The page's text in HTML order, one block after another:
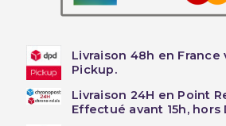
Livraison 48h en France
Pickup.
Livraison 24H en Point
Effectué avant 15h, hors